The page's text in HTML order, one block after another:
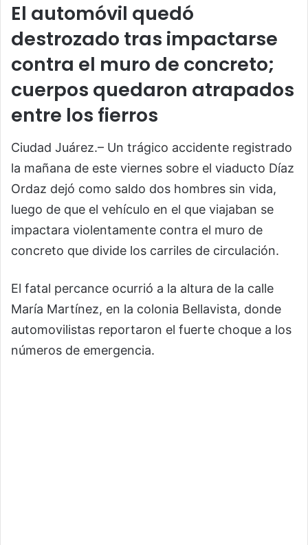
El automóvil quedó
destrozado tras impactarse
contra el muro de concreto;
cuerpos quedaron atrapados
entre los fierros
Ciudad Juárez.– Un trágico accidente registrado
la mañana de este viernes sobre el viaducto Díaz
Ordaz dejó como saldo dos hombres sin vida,
luego de que el vehículo en el que viajaban se
impactara violentamente contra el muro de
concreto que divide los carriles de circulación.
El fatal percance ocurrió a la altura de la calle
María Martínez, en la colonia Bellavista, donde
automovilistas reportaron el fuerte choque a los
números de emergencia.